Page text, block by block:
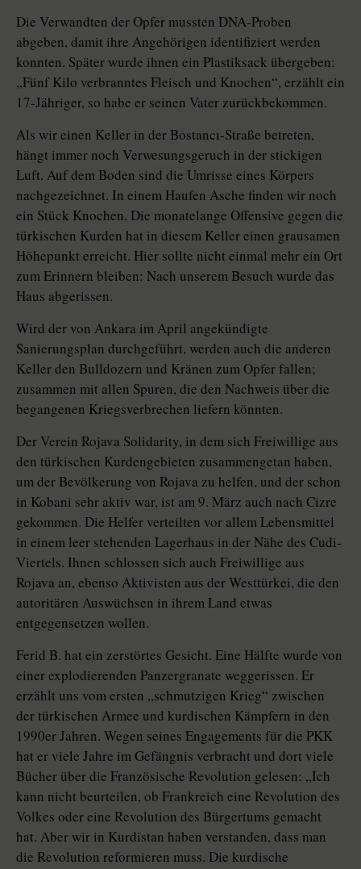
Die Verwandten der Opfer mussten DNA-Proben
abgeben, damit ihre Angehörigen identifiziert werden
konnten. Später wurde ihnen ein Plastiksack übergeben:
„Fünf Kilo verbranntes Fleisch und Knochen“, erzählt ein
17-Jähriger, so habe er seinen Vater zurückbekommen.
Als wir einen Keller in der Bostancı-Straße betreten,
hängt immer noch Verwesungsgeruch in der stickigen
Luft. Auf dem Boden sind die Umrisse eines Körpers
nachgezeichnet. In einem Haufen Asche finden wir noch
ein Stück Knochen. Die monatelange Offensive gegen die
türkischen Kurden hat in diesem Keller einen grausamen
Höhepunkt erreicht. Hier sollte nicht einmal mehr ein Ort
zum Erinnern bleiben: Nach unserem Besuch wurde das
Haus abgerissen.
Wird der von Ankara im April angekündigte
Sanierungsplan durchgeführt, werden auch die anderen
Keller den Bulldozern und Kränen zum Opfer fallen;
zusammen mit allen Spuren, die den Nachweis über die
begangenen Kriegsverbrechen liefern könnten.
Der Verein Rojava Solidarity, in dem sich Freiwillige aus
den türkischen Kurdengebieten zusammengetan haben,
um der Bevölkerung von Rojava zu helfen, und der schon
in Kobani sehr aktiv war, ist am 9. März auch nach Cizre
gekommen. Die Helfer verteilten vor allem Lebensmittel
in einem leer stehenden Lagerhaus in der Nähe des Cudi-
Viertels. Ihnen schlossen sich auch Freiwillige aus
Rojava an, ebenso Aktivisten aus der Westtürkei, die den
autoritären Auswüchsen in ihrem Land etwas
entgegensetzen wollen.
Ferid B. hat ein zerstörtes Gesicht. Eine Hälfte wurde von
einer explodierenden Panzergranate weggerissen. Er
erzählt uns vom ersten „schmutzigen Krieg“ zwischen
der türkischen Armee und kurdischen Kämpfern in den
1990er Jahren. Wegen seines Engagements für die PKK
hat er viele Jahre im Gefängnis verbracht und dort viele
Bücher über die Französische Revolution gelesen: „Ich
kann nicht beurteilen, ob Frankreich eine Revolution des
Volkes oder eine Revolution des Bürgertums gemacht
hat. Aber wir in Kurdistan haben verstanden, dass man
die Revo­lution reformieren muss. Die kurdische